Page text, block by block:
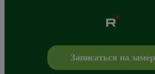
+7 800 765 43 42,mail@alberodoors.com
Записаться на замер